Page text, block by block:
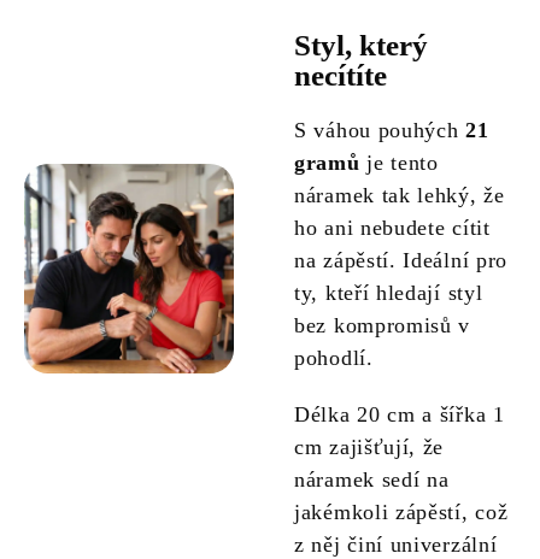
Styl, který
necítíte
S váhou pouhých21
gramů je tento
náramek tak lehký, že
ho ani nebudete cítit
na zápěstí. Ideální pro
ty, kteří hledají styl
bez kompromisů v
pohodlí.
Délka 20 cm a šířka 1
cm zajišťují, že
náramek sedí na
jakémkoli zápěstí, což
z něj činí univerzální